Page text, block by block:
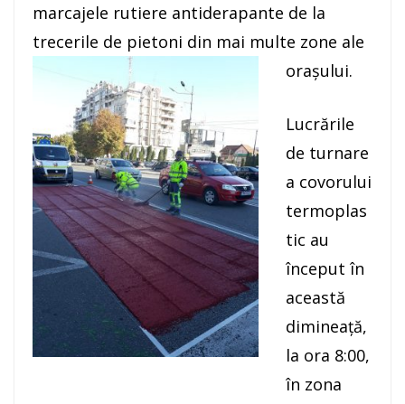
marcajele rutiere antiderapante de la
trecerile de pietoni din mai multe zone ale
orașului.
Lucrările
de turnare
a covorului
termoplas
tic au
început în
această
dimineață,
la ora 8:00,
în zona